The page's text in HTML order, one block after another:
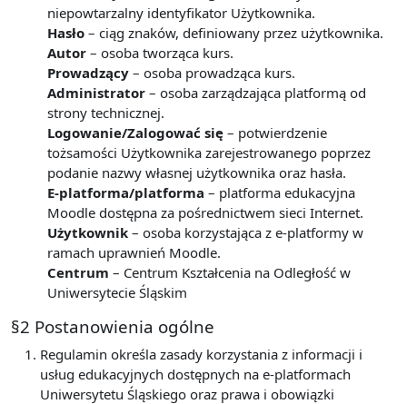
niepowtarzalny identyfikator Użytkownika.
Hasło – ciąg znaków, definiowany przez użytkownika.
Autor – osoba tworząca kurs.
Prowadzący – osoba prowadząca kurs.
Administrator – osoba zarządzająca platformą od
strony technicznej.
Logowanie/Zalogować się – potwierdzenie
tożsamości Użytkownika zarejestrowanego poprzez
podanie nazwy własnej użytkownika oraz hasła.
E-platforma/platforma – platforma edukacyjna
Moodle dostępna za pośrednictwem sieci Internet.
Użytkownik – osoba korzystająca z e-platformy w
ramach uprawnień Moodle.
Centrum – Centrum Kształcenia na Odległość w
Uniwersytecie Śląskim
§2 Postanowienia ogólne
Regulamin określa zasady korzystania z informacji i
usług edukacyjnych dostępnych na e-platformach
Uniwersytetu Śląskiego oraz prawa i obowiązki